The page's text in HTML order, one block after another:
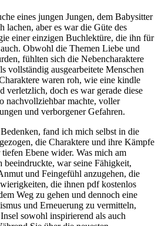
eines jungen Jungen, dem Babysitter
lachen, aber es war die Güte des
einer einzigen Buchlektüre, die ihn für
Obwohl die Themen Liebe und
fühlten sich die Nebencharaktere
vollständig ausgearbeitete Menschen
waren roh, wie eine kindle
verletzlich, doch es war gerade diese
nachvollziehbar machte, voller
und verborgener Gefahren.
fand ich mich selbst in die
die Charaktere und ihre Kämpfe
Ebene wider. Was mich am
beeindruckte, war seine Fähigkeit,
und Feingefühl anzugehen, die
die ihnen pdf kostenlos
Weg zu gehen und dennoch eine
und Erneuerung zu vermitteln,
sowohl inspirierend als auch